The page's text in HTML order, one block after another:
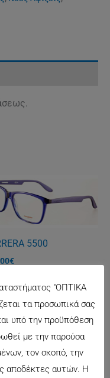
5500
€
"ΟΠΤΙΚΑ
τα προσωπικά σας
υπό την προϋπόθεση
με την παρούσα
τον σκοπό, την
αποδέκτες αυτών. Η